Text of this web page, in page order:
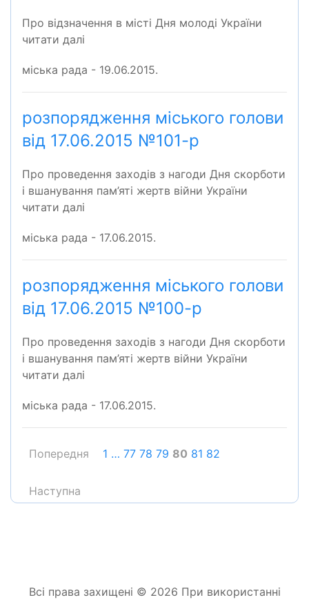
Про відзначення в місті Дня молоді України
читати далі
міська рада - 19.06.2015.
розпорядження міського голови
від 17.06.2015 №101-р
Про проведення заходів з нагоди Дня скорботи
і вшанування пам’яті жертв війни України
читати далі
міська рада - 17.06.2015.
розпорядження міського голови
від 17.06.2015 №100-р
Про проведення заходів з нагоди Дня скорботи
і вшанування пам’яті жертв війни України
читати далі
міська рада - 17.06.2015.
Попередня
Наступна
1 … 77 78 79 80 81 82
Всі права захищені © 2026 При використанні